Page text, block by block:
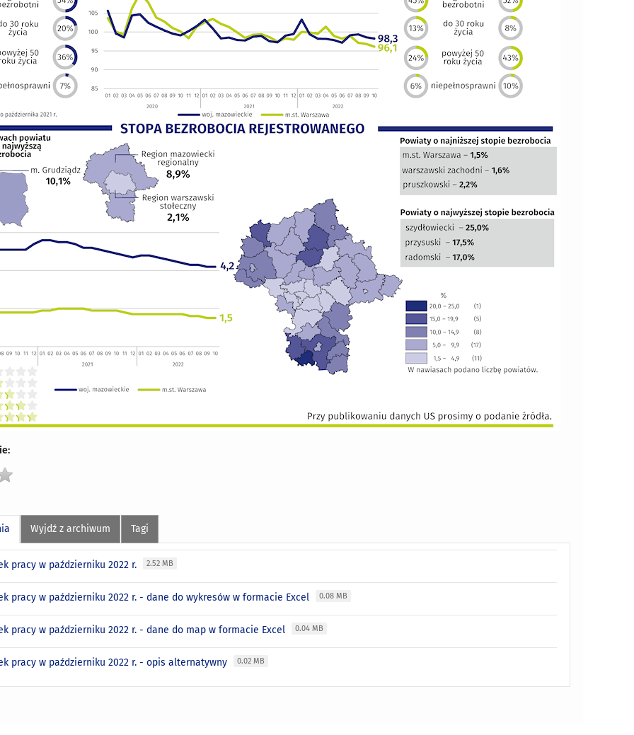
Wyjdź z archiwum Tagi
pracy w październiku 2022 r. 2.52 MB
pracy w październiku 2022 r. - dane do wykresów w formacie Excel 0.08 MB
pracy w październiku 2022 r. - dane do map w formacie Excel 0.04 MB
pracy w październiku 2022 r. - opis alternatywny 0.02 MB